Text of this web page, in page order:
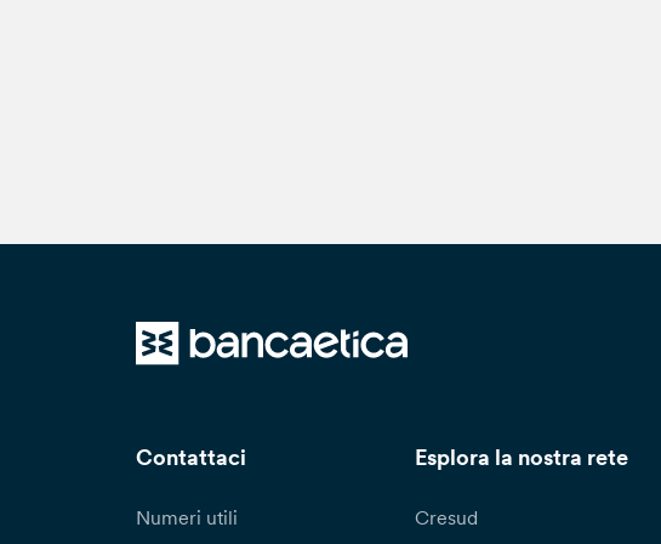
Contattaci
Numeri utili
Esplora la nostra rete
Cresud